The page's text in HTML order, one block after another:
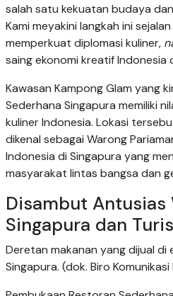
salah satu kekuatan budaya
Kami meyakini langkah ini
memperkuat diplomasi kuliner,
saing ekonomi kreatif Indonesia
Kawasan Kampong Glam yang
Sederhana Singapura memiliki
kuliner Indonesia. Lokasi
dikenal sebagai Warong
Indonesia di Singapura yang
masyarakat lintas bangsa dan
Disambut Antusias
Singapura dan Turis
Deretan makanan yang dijual di
Singapura. (dok. Biro